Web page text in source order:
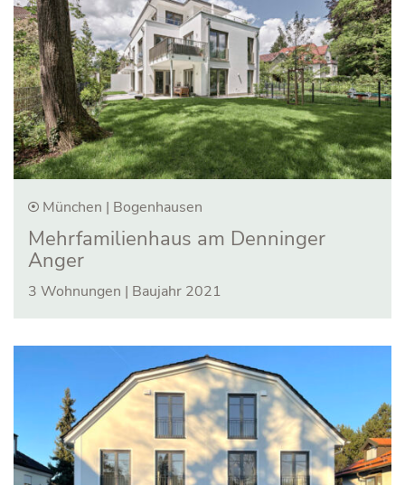
München | Bogenhausen
Mehrfamilienhaus am Denninger
Anger
3 Wohnungen | Baujahr 2021